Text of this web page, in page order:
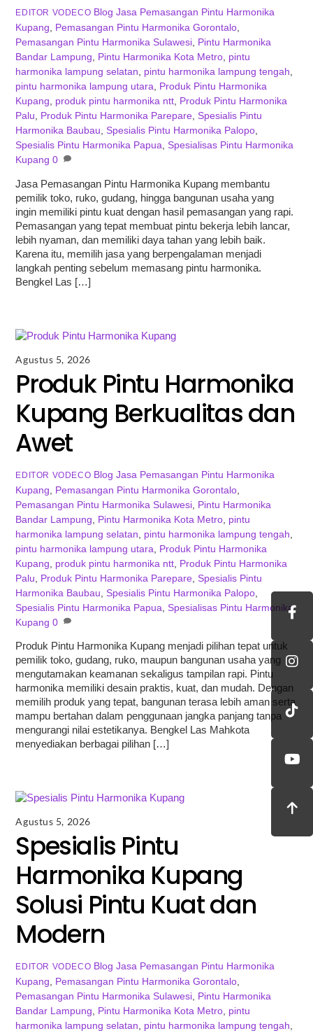
EDITOR VODECO Blog Jasa Pemasangan Pintu Harmonika
Kupang, Pemasangan Pintu Harmonika Gorontalo,
Pemasangan Pintu Harmonika Sulawesi, Pintu Harmonika
Bandar Lampung, Pintu Harmonika Kota Metro, pintu
harmonika lampung selatan, pintu harmonika lampung tengah,
pintu harmonika lampung utara, Produk Pintu Harmonika
Kupang, produk pintu harmonika ntt, Produk Pintu Harmonika
Palu, Produk Pintu Harmonika Parepare,Spesialis Pintu
Harmonika Baubau,Spesialis Pintu Harmonika Palopo,
Spesialis Pintu Harmonika Papua,Spesialisas Pintu Harmonika
Kupang 0
Jasa Pemasangan Pintu Harmonika Kupang membantu
pemilik toko, ruko, gudang, hingga bangunan usaha yang
ingin memiliki pintu kuat dengan hasil pemasangan yang rapi.
Pemasangan yang tepat membuat pintu bekerja lebih lancar,
lebih nyaman, dan memiliki daya tahan yang lebih baik.
Karena itu, memilih jasa yang berpengalaman menjadi
langkah penting sebelum memasang pintu harmonika.
Bengkel Las […]
Agustus 5, 2026
Produk Pintu Harmonika
Kupang Berkualitas dan
Awet
EDITOR VODECO Blog Jasa Pemasangan Pintu Harmonika
Kupang
Pemasangan Pintu Harmonika Gorontalo
Pemasangan Pintu Harmonika Sulawesi Pintu Harmonika
Bandar Lampung
Pintu Harmonika Kota Metro pintu
harmonika lampung selatan
pintu harmonika lampung tengah
pintu harmonika lampung utara
Produk Pintu Harmonika
Kupang
produk pintu harmonika ntt Produk Pintu Harmonika
Palu
Produk Pintu Harmonika Parepare ,Spesialis Pintu
Harmonika Baubau ,Spesialis Pintu Harmonika Palopo
Spesialis Pintu Harmonika Papua ,Spesialisas Pintu Harmonika
Kupang 0
Produk Pintu Harmonika Kupang menjadi pilihan tepat untuk
pemilik toko, gudang, ruko, maupun bangunan usaha yang
mengutamakan keamanan sekaligus tampilan rapi. Pintu
harmonika memiliki desain praktis, kuat, dan mudah. Dengan
memilih produk yang tepat, bangunan terasa lebih aman serta
mampu bertahan dalam penggunaan jangka panjang tanpa
mengurangi nilai estetikanya. Bengkel Las Mahkota
menyediakan berbagai pilihan […]
Agustus 5, 2026
Spesialis Pintu
Harmonika Kupang
Solusi Pintu Kuat dan
Modern
EDITOR VODECO Blog Jasa Pemasangan Pintu Harmonika
Kupang
Pemasangan Pintu Harmonika Gorontalo
Pemasangan Pintu Harmonika Sulawesi Pintu Harmonika
Bandar Lampung
Pintu Harmonika Kota Metro pintu
harmonika lampung selatan
pintu harmonika lampung tengah